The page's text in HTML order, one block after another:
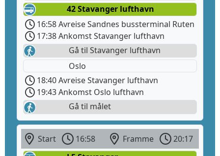
42 Stavanger lufthavn
16:58 Avreise Sandnes bussterminal Ruten
17:38 Ankomst Stavanger lufthavn
Gå til Stavanger lufthavn
Oslo
18:40 Avreise Stavanger lufthavn
19:43 Ankomst Oslo lufthavn
Gå til målet
Start 16:58 Framme
20:17